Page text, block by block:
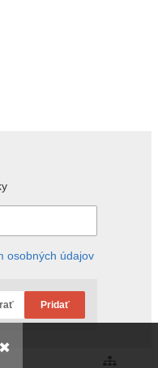
osobných údajov
Pridať
✖